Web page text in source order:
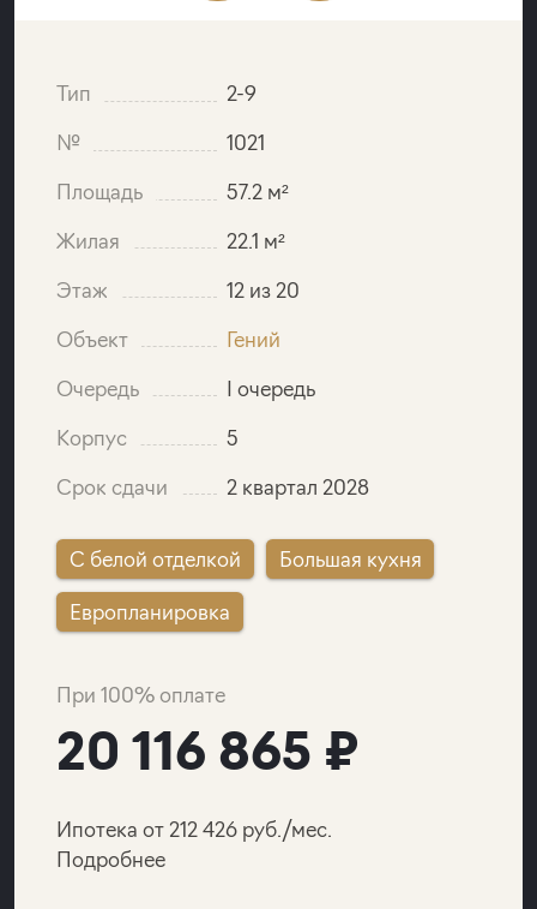
Тип
2-9
№
1021
Площадь
57.2 м²
Жилая
22.1 м²
Этаж
12 из 20
Объект
Гений
Очередь
I очередь
Корпус
5
Срок сдачи
2 квартал 2028
C белой отделкой Большая кухня
Европланировка
При 100% оплате
20 116 865 ₽
Ипотека от 212 426 руб./мес.
Подробнее